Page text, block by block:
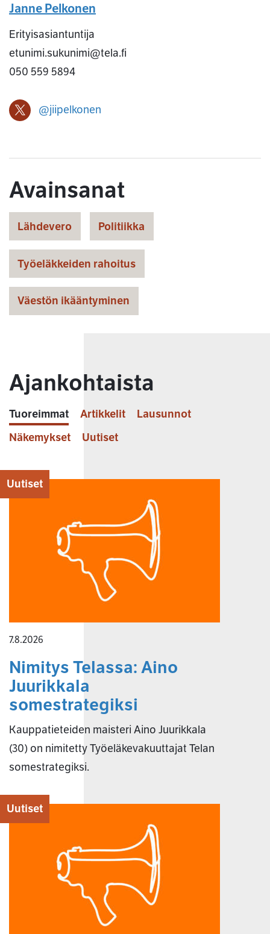
Janne Pelkonen
Erityisasiantuntija
etunimi.sukunimi@tela.fi
050 559 5894
@jiipelkonen
Janne Pelkonen X-profiili
Avainsanat
Lähdevero Politiikka
Työeläkkeiden rahoitus
Väestön ikääntyminen
Ajankohtaista
Tuoreimmat Artikkelit
Lausunnot
Näkemykset
Uutiset
Uutiset
7.8.2026
Nimitys Telassa: Aino
Juurikkala
somestrategiksi
Kauppatieteiden maisteri Aino Juurikkala
(30) on nimitetty Työeläkevakuuttajat Telan
somestrategiksi.
Uutiset